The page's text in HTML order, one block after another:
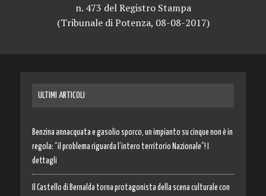
n. 473 del Registro Stampa
(Tribunale di Potenza, 08-08-2017)
ULTIMI ARTICOLI
Benzina annacquata e gasolio sporco, un impianto su cinque non è in
regola: “il problema riguarda l’intero territorio Nazionale”! I
dettagli
Il Castello di Bernalda torna protagonista della scena culturale con